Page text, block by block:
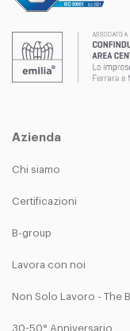
Azienda
Chi siamo
Certificazioni
B-group
Lavora con noi
Non Solo Lavoro - The
30-50° Anniversario